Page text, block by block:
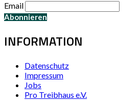
Email
INFORMATION
Datenschutz
Impressum
Jobs
Pro Treibhaus e.V.